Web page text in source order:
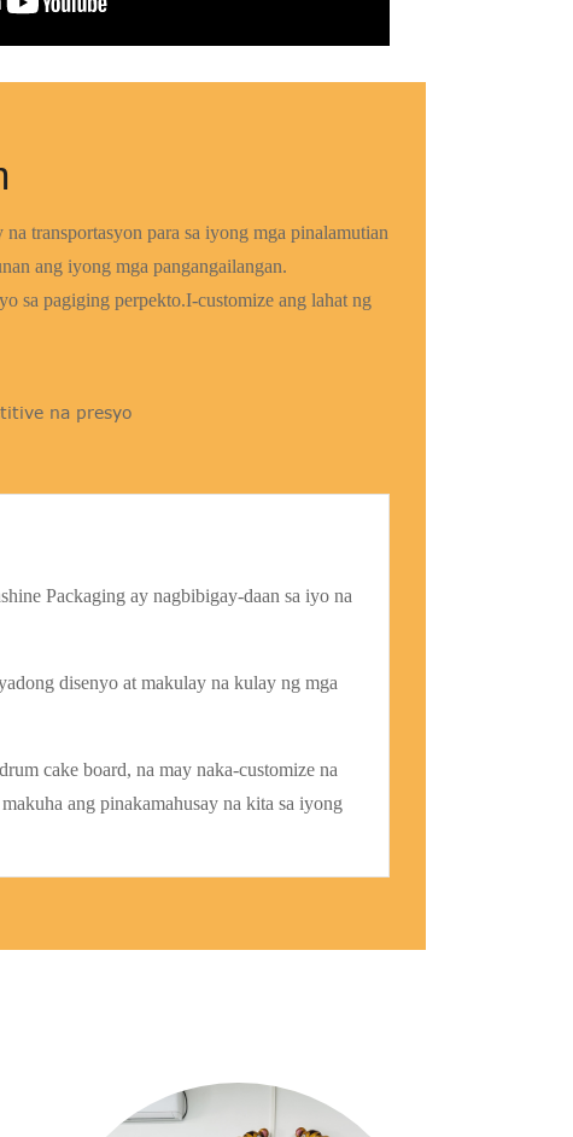
transportasyon para sa iyong mga pinalamutian
ang iyong mga pangangailangan.
sa pagiging perpekto.I-customize ang lahat ng
na presyo
Packaging ay nagbibigay-daan sa iyo na
disenyo at makulay na kulay ng mga
cake board, na may naka-customize na
ang pinakamahusay na kita sa iyong